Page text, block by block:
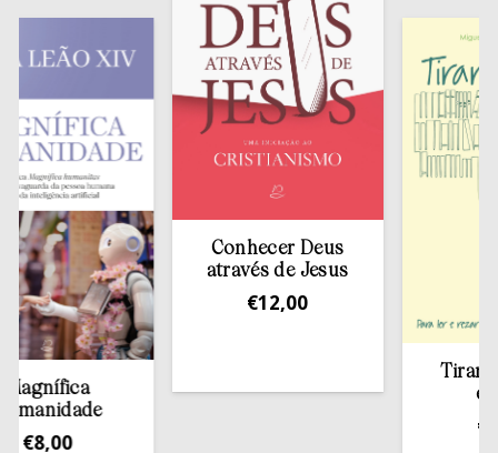
Conhecer Deus
através de Jesus
12,00
Tirar a